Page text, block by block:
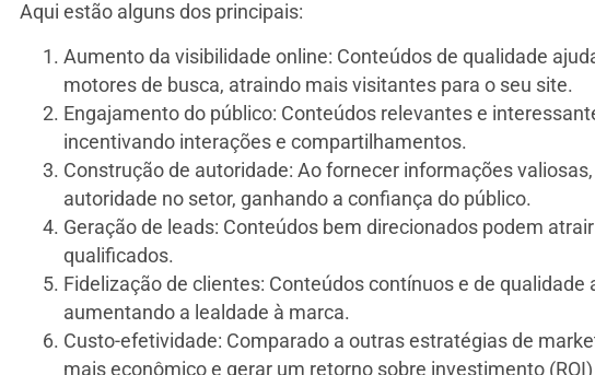
Aqui estão alguns dos principais:
Aumento da visibilidade online: Conteúdos de qualidade
motores de busca, atraindo mais visitantes para o seu site.
Engajamento do público: Conteúdos relevantes e
incentivando interações e compartilhamentos.
Construção de autoridade: Ao fornecer informações
autoridade no setor, ganhando a confiança do público.
Geração de leads: Conteúdos bem direcionados podem
qualificados.
Fidelização de clientes: Conteúdos contínuos e de
aumentando a lealdade à marca.
Custo-efetividade: Comparado a outras estratégias de
mais econômico e gerar um retorno sobre investimento